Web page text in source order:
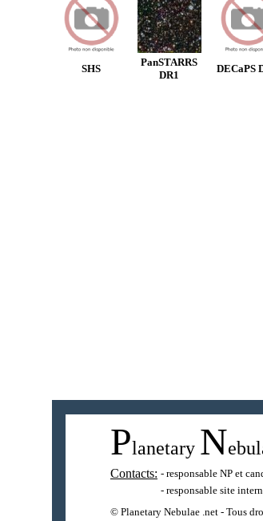
SHS
PanSTARRS
DR1
DECaPS
Planetary N
Contacts: - responsable NP et
- responsable site
© Planetary Nebulae .net - Tous